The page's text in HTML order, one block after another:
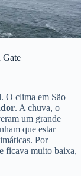
Gate
O clima em São
. A chuva, o
um grande
que estar
Por
ficava muito baixa,